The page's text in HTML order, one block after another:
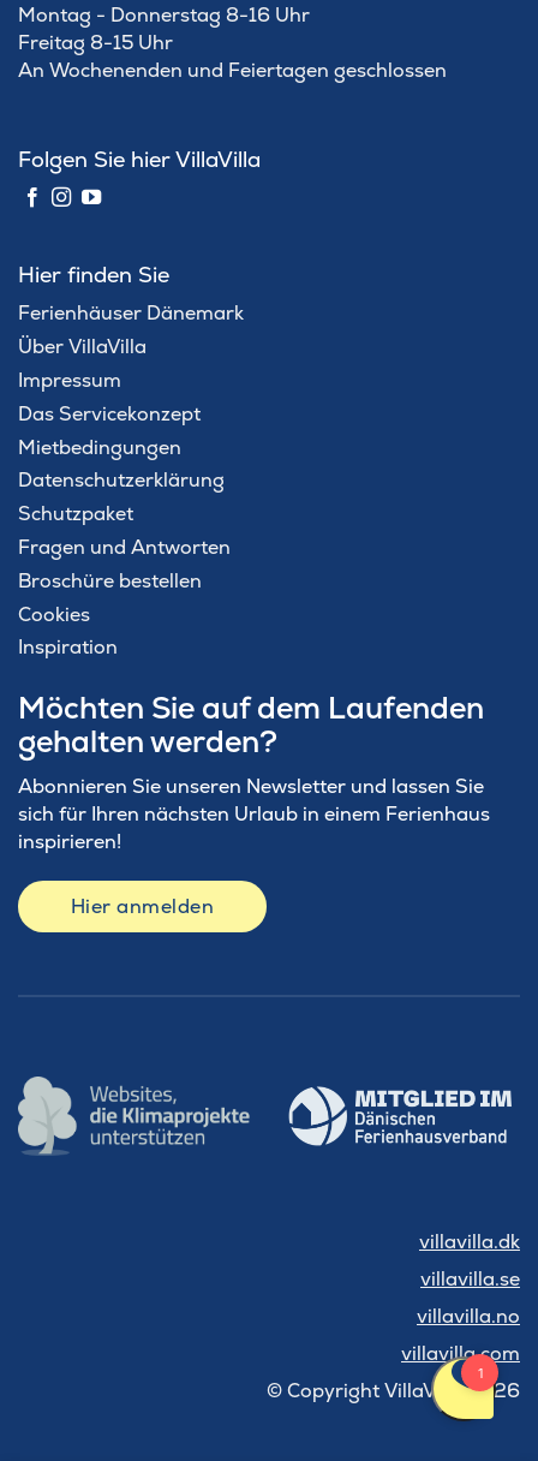
Montag - Donnerstag 8-16 Uhr
Freitag 8-15 Uhr
An Wochenenden und Feiertagen geschlossen
Folgen Sie hier VillaVilla
Hier finden Sie
Ferienhäuser Dänemark
Über VillaVilla
Impressum
Das Servicekonzept
Mietbedingungen
Datenschutzerklärung
Schutzpaket
Fragen und Antworten
Broschüre bestellen
Cookies
Inspiration
Möchten Sie auf dem Laufenden
gehalten werden?
Abonnieren Sie unseren Newsletter und lassen Sie
sich für Ihren nächsten Urlaub in einem Ferienhaus
inspirieren!
Hier anmelden
villavilla.dk
villavilla.se
villavilla.no
villavilla.com
© Copyright VillaVilla 2026